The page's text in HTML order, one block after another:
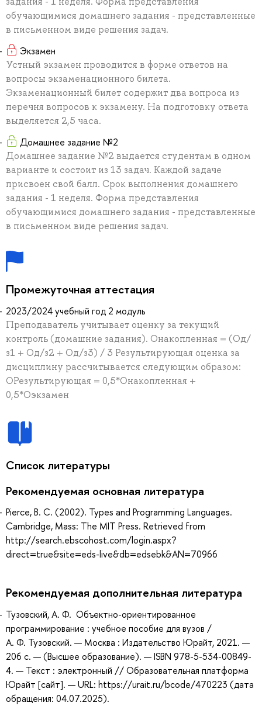
обучающимися домашнего задания - представленные
в письменном виде решения задач.
Экзамен
Устный экзамен проводится в форме ответов на
вопросы экзаменационного билета.
Экзаменационный билет содержит два вопроса из
перечня вопросов к экзамену. На подготовку ответа
выделяется 2,5 часа.
Домашнее задание №2
Домашнее задание №2 выдается студентам в одном
варианте и состоит из 13 задач. Каждой задаче
присвоен свой балл. Срок выполнения домашнего
задания - 1 неделя. Форма представления
обучающимися домашнего задания - представленные
в письменном виде решения задач.
Промежуточная аттестация
2023/2024 учебный год 2 модуль
Преподаватель учитывает оценку за текущий
контроль (домашние задания). Онакопленная = (Од/
з1 + Од/з2 + Од/з3) / 3 Результирующая оценка за
дисциплину рассчитывается следующим образом:
ОРезультирующая = 0,5*Онакопленная +
0,5*Оэкзамен
Список литературы
Рекомендуемая основная литература
Pierce, B. C. (2002). Types and Programming Languages.
Cambridge, Mass: The MIT Press. Retrieved from
http://search.ebscohost.com/login.aspx?
direct=true&site=eds-live&db=edsebk&AN=70966
Рекомендуемая дополнительная литература
Тузовский, А. Ф. Объектно-ориентированное
программирование : учебное пособие для вузов /
А. Ф. Тузовский. — Москва : Издательство Юрайт, 2021. —
206 с. — (Высшее образование). — ISBN 978-5-534-00849-
4. — Текст : электронный // Образовательная платформа
Юрайт [сайт]. — URL: https://urait.ru/bcode/470223 (дата
обращения: 04.07.2025).